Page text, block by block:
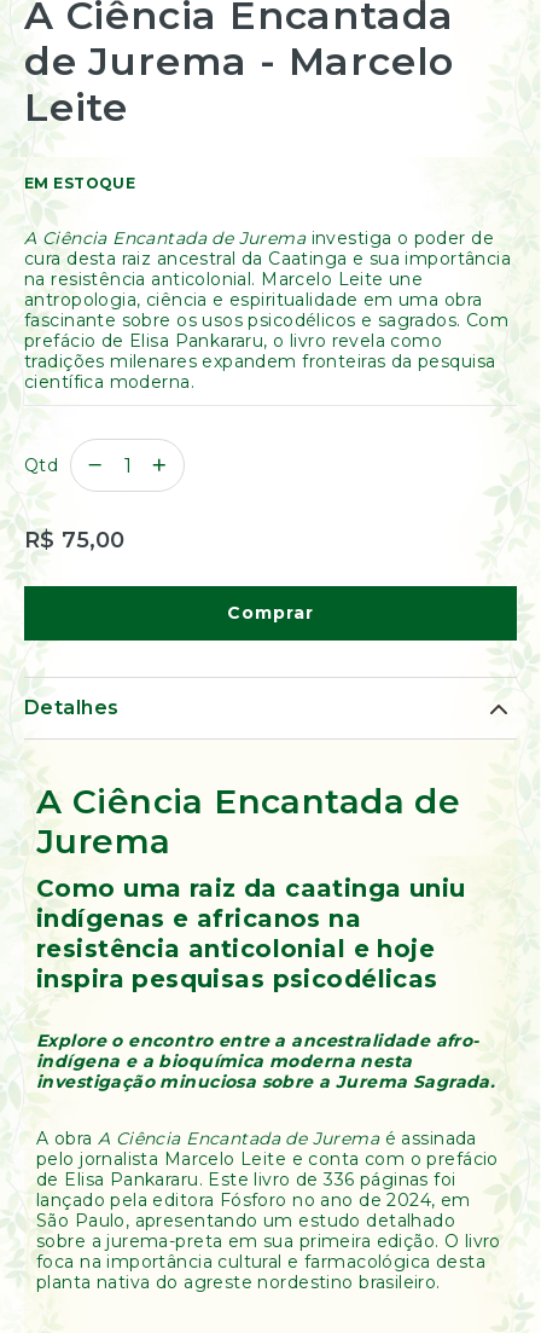
Resinas
/
Incensos
Naturais
Óleos
Essenciais
Vegetais
Perfumados
Incensos
Incensários
Difusores
Aromáticos
Difusores
Elétricos
Livros
Diversos
Ofertas
de
para
o
início
da
Galeria
de
A Ciência Encantada
de Jurema - Marcelo
Leite
EM ESTOQUE
A Ciência Encantada de Juremainvestiga o poder de
cura desta raiz ancestral da Caatinga e sua importância
na resistência anticolonial. Marcelo Leite une
antropologia, ciência e espiritualidade em uma obra
fascinante sobre os usos psicodélicos e sagrados. Com
prefácio de Elisa Pankararu, o livro revela como
tradições milenares expandem fronteiras da pesquisa
científica moderna.
Qtd
R$ 75,00
Comprar
Detalhes
A Ciência Encantada de
Jurema
Como uma raiz da caatinga uniu
indígenas e africanos na
resistência anticolonial e hoje
inspira pesquisas psicodélicas
Explore o encontro entre a ancestralidade afro-
indígena e a bioquímica moderna nesta
investigação minuciosa sobre a Jurema Sagrada.
A obra A Ciência Encantada de Juremaé assinada
pelo jornalista Marcelo Leite e conta com o prefácio
de Elisa Pankararu. Este livro de 336 páginas foi
lançado pela editora Fósforo no ano de 2024, em
São Paulo, apresentando um estudo detalhado
sobre a jurema-preta em sua primeira edição. O livro
foca na importância cultural e farmacológica desta
planta nativa do agreste nordestino brasileiro.